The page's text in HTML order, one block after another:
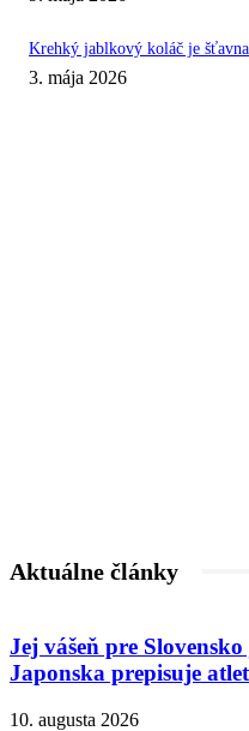
Krehký jablkový koláč je
3. mája 2026
Aktuálne články
Jej vášeň pre
Japonska prepisuje
10. augusta 2026